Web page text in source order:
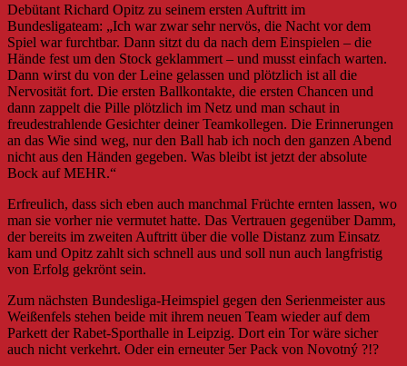
Debütant Richard Opitz zu seinem ersten Auftritt im
Bundesligateam: „Ich war zwar sehr nervös, die Nacht vor dem
Spiel war furchtbar. Dann sitzt du da nach dem Einspielen – die
Hände fest um den Stock geklammert – und musst einfach warten.
Dann wirst du von der Leine gelassen und plötzlich ist all die
Nervosität fort. Die ersten Ballkontakte, die ersten Chancen und
dann zappelt die Pille plötzlich im Netz und man schaut in
freudestrahlende Gesichter deiner Teamkollegen. Die Erinnerungen
an das Wie sind weg, nur den Ball hab ich noch den ganzen Abend
nicht aus den Händen gegeben. Was bleibt ist jetzt der absolute
Bock auf MEHR.“
Erfreulich, dass sich eben auch manchmal Früchte ernten lassen, wo
man sie vorher nie vermutet hatte. Das Vertrauen gegenüber Damm,
der bereits im zweiten Auftritt über die volle Distanz zum Einsatz
kam und Opitz zahlt sich schnell aus und soll nun auch langfristig
von Erfolg gekrönt sein.
Zum nächsten Bundesliga-Heimspiel gegen den Serienmeister aus
Weißenfels stehen beide mit ihrem neuen Team wieder auf dem
Parkett der Rabet-Sporthalle in Leipzig. Dort ein Tor wäre sicher
auch nicht verkehrt. Oder ein erneuter 5er Pack von Novotný ?!?